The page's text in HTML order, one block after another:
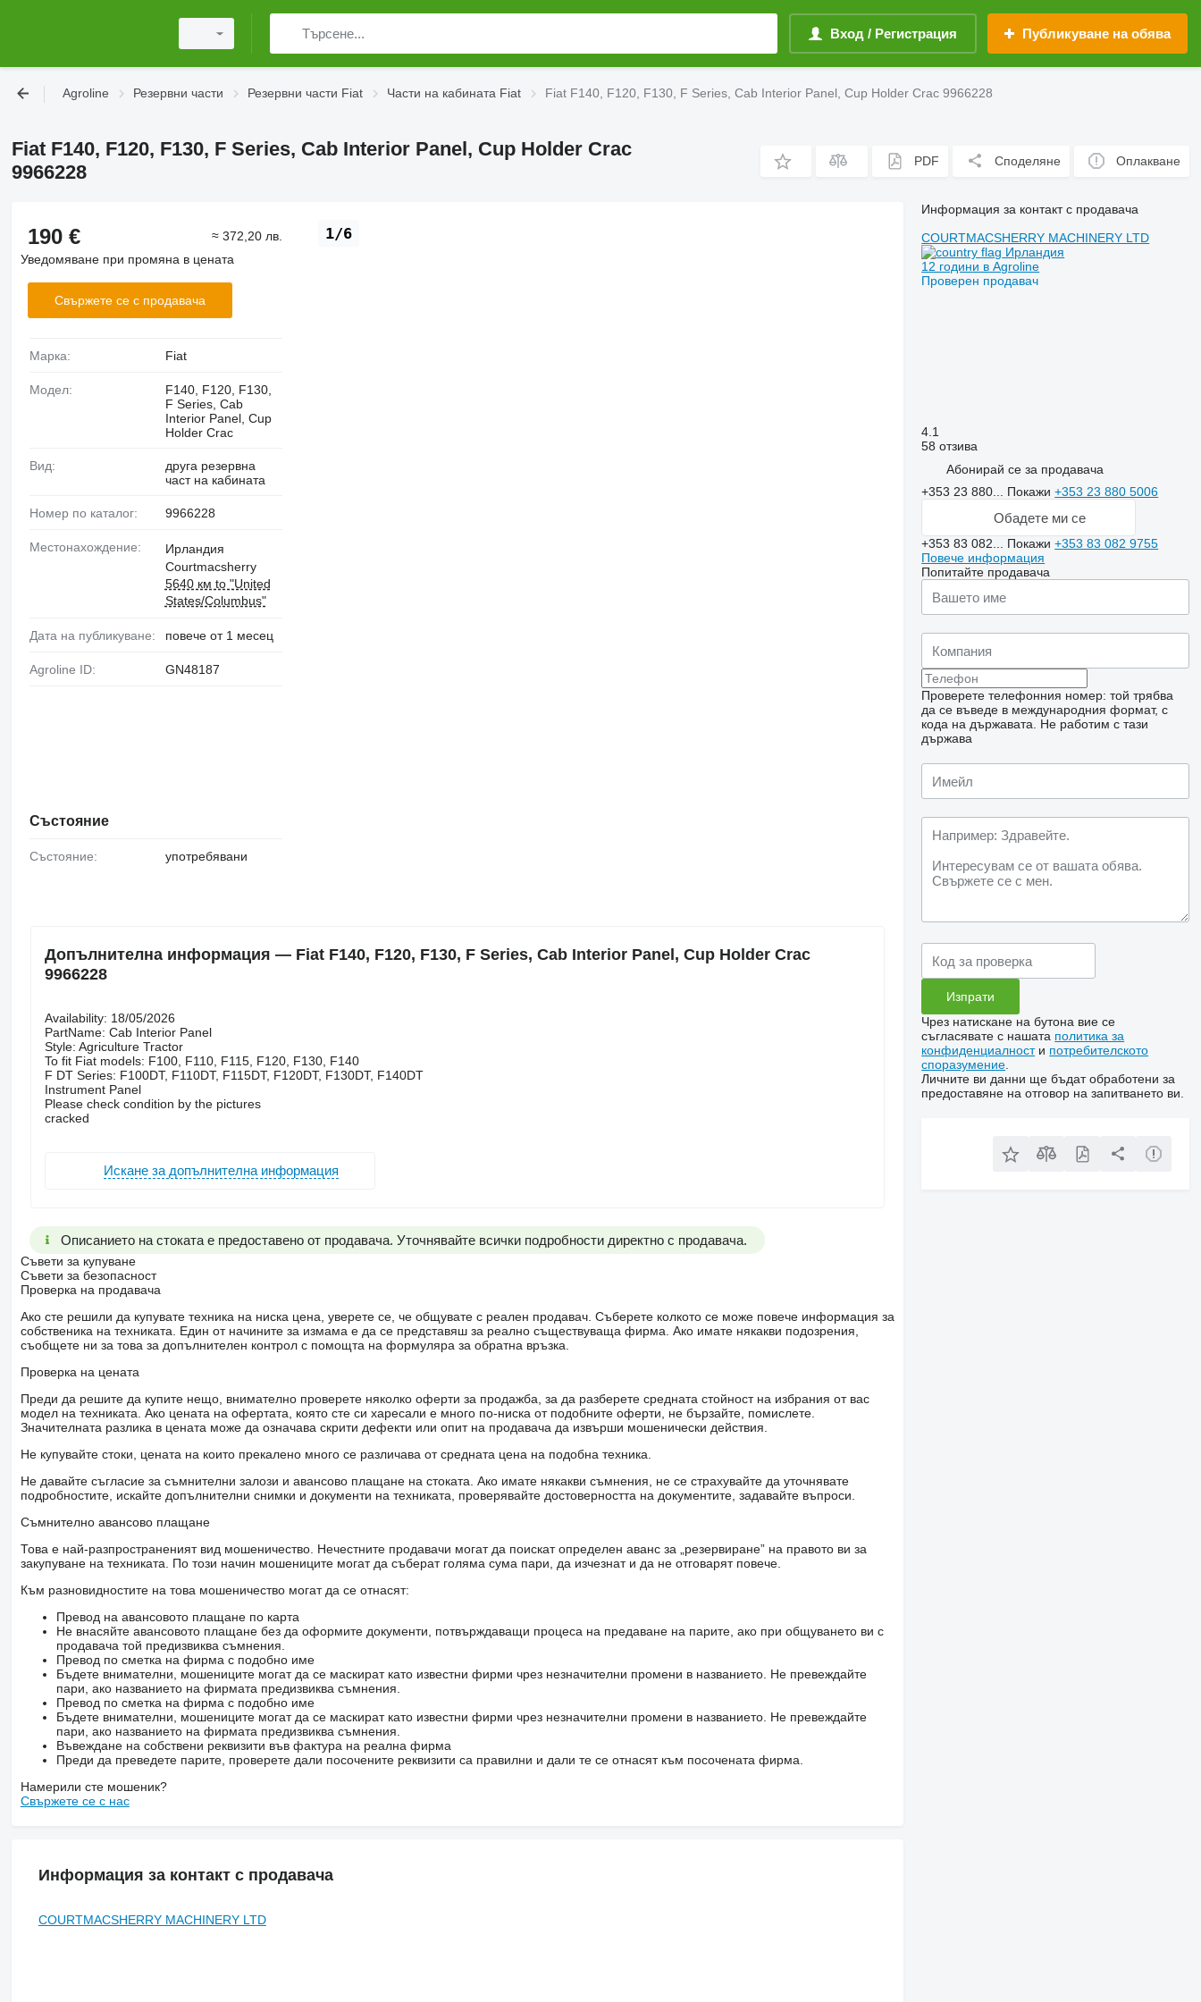
Вход / Регистрация Публикуване на обява
Agroline Резервни части Резервни части Fiat Части на кабината Fiat Fiat F140, F120, F130, F Series, Cab Interior Panel, Cup Holder Crac 9966228
Fiat F140, F120, F130, F Series, Cab Interior Panel, Cup Holder Crac
9966228
PDF Споделяне Оплакване
1/6
190 €
≈ 372,20 лв.
Уведомяване при промяна в цената
Свържете се с продавача
Марка: Fiat
Модел:
F140, F120, F130,
F Series, Cab
Interior Panel, Cup
Holder Crac
Вид:
друга резервна
част на кабината
Номер по каталог: 9966228
Местонахождение:
Ирландия
Courtmacsherry
5640 км to "United
States/Columbus"
Дата на публикуване: повече от 1 месец
Agroline ID: GN48187
Състояние
Състояние: употребявани
Допълнителна информация — Fiat F140, F120, F130, F Series, Cab Interior Panel, Cup Holder Crac
9966228
Availability: 18/05/2026
PartName: Cab Interior Panel
Style: Agriculture Tractor
To fit Fiat models: F100, F110, F115, F120, F130, F140
F DT Series: F100DT, F110DT, F115DT, F120DT, F130DT, F140DT
Instrument Panel
Please check condition by the pictures
cracked
Искане за допълнителна информация
Описанието на стоката е предоставено от продавача. Уточнявайте всички подробности директно с продавача.
Съвети за купуване
Съвети за безопасност
Проверка на продавача
Ако сте решили да купувате техника на ниска цена, уверете се, че общувате с реален продавач. Съберете колкото се може повече информация за
собственика на техниката. Един от начините за измама е да се представяш за реално съществуваща фирма. Ако имате някакви подозрения,
съобщете ни за това за допълнителен контрол с помощта на формуляра за обратна връзка.
Проверка на цената
Преди да решите да купите нещо, внимателно проверете няколко оферти за продажба, за да разберете средната стойност на избрания от вас
модел на техниката. Ако цената на офертата, която сте си харесали е много по-ниска от подобните оферти, не бързайте, помислете.
Значителната разлика в цената може да означава скрити дефекти или опит на продавача да извърши мошенически действия.
Не купувайте стоки, цената на които прекалено много се различава от средната цена на подобна техника.
Не давайте съгласие за съмнителни залози и авансово плащане на стоката. Ако имате някакви съмнения, не се страхувайте да уточнявате
подробностите, искайте допълнителни снимки и документи на техниката, проверявайте достоверността на документите, задавайте въпроси.
Съмнително авансово плащане
Това е най-разпространеният вид мошеничество. Нечестните продавачи могат да поискат определен аванс за „резервиране” на правото ви за
закупуване на техниката. По този начин мошениците могат да съберат голяма сума пари, да изчезнат и да не отговарят повече.
Към разновидностите на това мошеничество могат да се отнасят:
Превод на авансовото плащане по карта
Не внасяйте авансовото плащане без да оформите документи, потвърждаващи процеса на предаване на парите, ако при общуването ви с
продавача той предизвиква съмнения.
Превод по сметка на фирма с подобно име
Бъдете внимателни, мошениците могат да се маскират като известни фирми чрез незначителни промени в названието. Не превеждайте
пари, ако названието на фирмата предизвиква съмнения.
Превод по сметка на фирма с подобно име
Бъдете внимателни, мошениците могат да се маскират като известни фирми чрез незначителни промени в названието. Не превеждайте
пари, ако названието на фирмата предизвиква съмнения.
Въвеждане на собствени реквизити във фактура на реална фирма
Преди да преведете парите, проверете дали посочените реквизити са правилни и дали те се отнасят към посочената фирма.
Намерили сте мошеник?
Свържете се с нас
Информация за контакт с продавача
COURTMACSHERRY MACHINERY LTD
Информация за контакт с продавача
COURTMACSHERRY MACHINERY LTD
Ирландия
12 години в Agroline
Проверен продавач
4.1
58 отзива
Абонирай се за продавача
+353 23 880... Покажи+353 23 880 5006
Обадете ми се
+353 83 082... Покажи+353 83 082 9755
Повече информация
Попитайте продавача
Проверете телефонния номер: той трябва
да се въведе в международния формат, с
кода на държавата.
Не работим с тази
държава
Чрез натискане на бутона вие се
съгласявате с нашата политика за
конфиденциалности потребителското
споразумение
Личните ви данни ще бъдат обработени за
предоставяне на отговор на запитването ви.